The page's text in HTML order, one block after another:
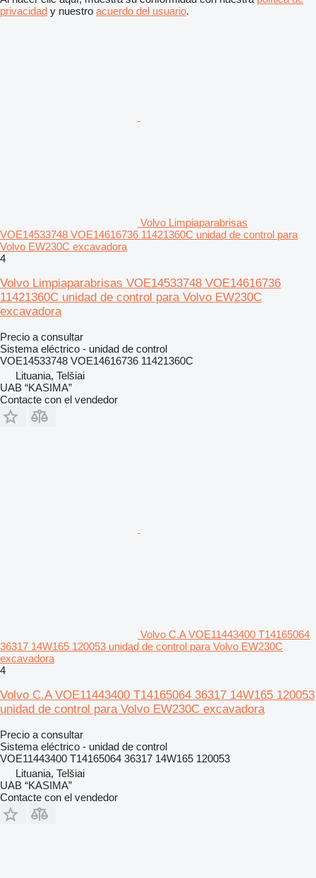
privacidad y nuestro acuerdo del usuario.
Volvo Limpiaparabrisas
VOE14533748 VOE14616736 11421360C unidad de control para
Volvo EW230C excavadora
4
Volvo Limpiaparabrisas VOE14533748 VOE14616736
11421360C unidad de control para Volvo EW230C
excavadora
Precio a consultar
Sistema eléctrico - unidad de control
VOE14533748 VOE14616736 11421360C
Lituania, Telšiai
UAB “KASIMA”
Contacte con el vendedor
Volvo C.A VOE11443400 T14165064
36317 14W165 120053 unidad de control para Volvo EW230C
excavadora
4
Volvo C.A VOE11443400 T14165064 36317 14W165 120053
unidad de control para Volvo EW230C excavadora
Precio a consultar
Sistema eléctrico - unidad de control
VOE11443400 T14165064 36317 14W165 120053
Lituania, Telšiai
UAB “KASIMA”
Contacte con el vendedor